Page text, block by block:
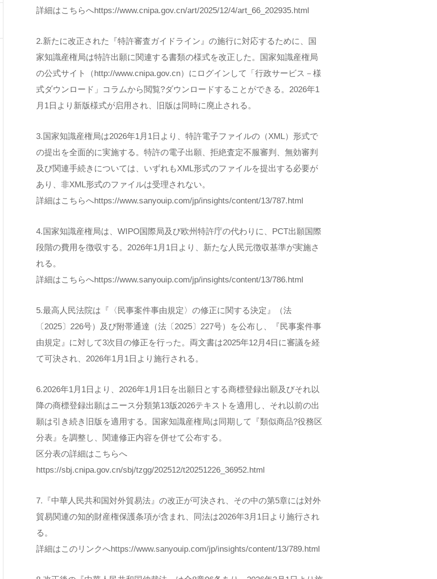
詳細はこちらへhttps://www.cnipa.gov.cn/art/2025/12/4/art_66_202935.html
2.新たに改正された『特許審査ガイドライン』の施行に対応するために、国
家知識産権局は特許出願に関連する書類の様式を改正した。国家知識産権局
の公式サイト（http://www.cnipa.gov.cn）にログインして「行政サービス－様
式ダウンロード」コラムから閲覧?ダウンロードすることができる。2026年1
月1日より新版様式が启用され、旧版は同時に廃止される。
3.国家知識産権局は2026年1月1日より、特許電子ファイルの（XML）形式で
の提出を全面的に実施する。特許の電子出願、拒絶査定不服審判、無効審判
及び関連手続きについては、いずれもXML形式のファイルを提出する必要が
あり、非XML形式のファイルは受理されない。
詳細はこちらへhttps://www.sanyouip.com/jp/insights/content/13/787.html
4.国家知識産権局は、WIPO国際局及び欧州特許庁の代わりに、PCT出願国際
段階の費用を徴収する。2026年1月1日より、新たな人民元徴収基準が実施さ
れる。
詳細はこちらへhttps://www.sanyouip.com/jp/insights/content/13/786.html
5.最高人民法院は『〈民事案件事由規定〉の修正に関する決定』（法
〔2025〕226号）及び附帯通達（法〔2025〕227号）を公布し、『民事案件事
由規定』に対して3次目の修正を行った。両文書は2025年12月4日に審議を経
て可決され、2026年1月1日より施行される。
6.2026年1月1日より、2026年1月1日を出願日とする商標登録出願及びそれ以
降の商標登録出願はニース分類第13版2026テキストを適用し、それ以前の出
願は引き続き旧版を適用する。国家知識産権局は同期して『類似商品?役務区
分表』を調整し、関連修正内容を併せて公布する。
区分表の詳細はこちらへ
https://sbj.cnipa.gov.cn/sbj/tzgg/202512/t20251226_36952.html
7.『中華人民共和国対外貿易法』の改正が可決され、その中の第5章には対外
貿易関連の知的財産権保護条項が含まれ、同法は2026年3月1日より施行され
る。
詳細はこのリンクへhttps://www.sanyouip.com/jp/insights/content/13/789.html